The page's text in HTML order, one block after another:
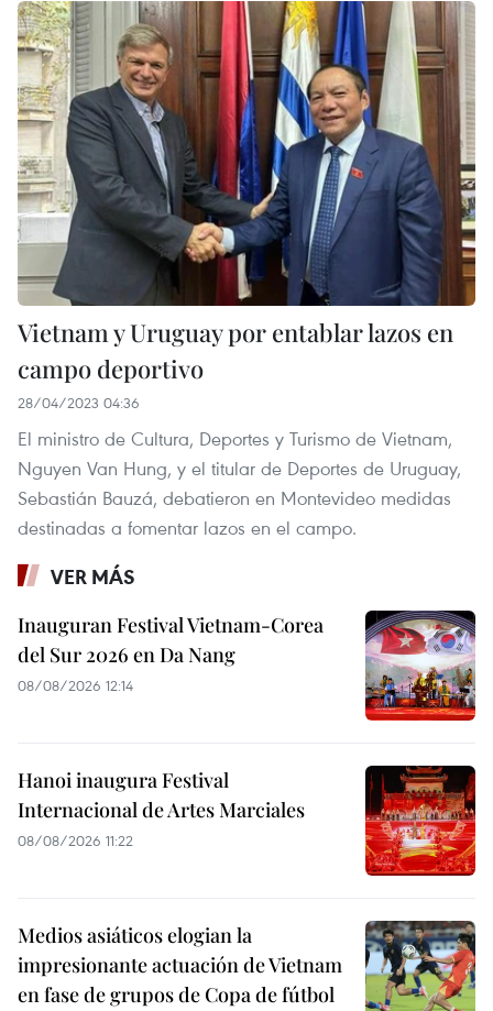
Vietnam y Uruguay por entablar lazos en
campo deportivo
28/04/2023 04:36
El ministro de Cultura, Deportes y Turismo de Vietnam,
Nguyen Van Hung, y el titular de Deportes de Uruguay,
Sebastián Bauzá, debatieron en Montevideo medidas
destinadas a fomentar lazos en el campo.
VER MÁS
Inauguran Festival Vietnam-Corea
del Sur 2026 en Da Nang
08/08/2026 12:14
Hanoi inaugura Festival
Internacional de Artes Marciales
08/08/2026 11:22
Medios asiáticos elogian la
impresionante actuación de Vietnam
en fase de grupos de Copa de fútbol